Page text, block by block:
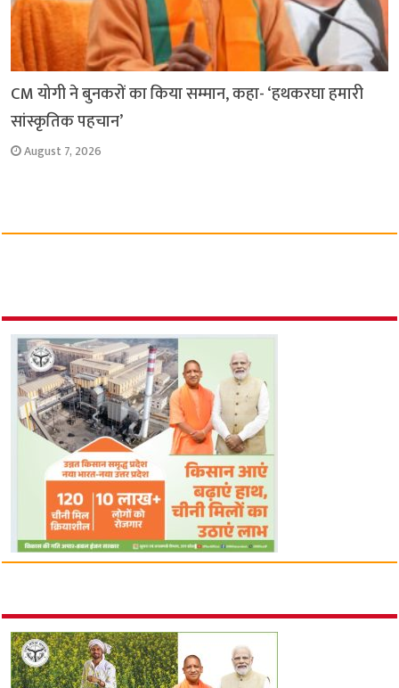
CM योगी ने बुनकरों का किया सम्मान, कहा- ‘हथकरघा हमारी
सांस्कृतिक पहचान’
August 7, 2026